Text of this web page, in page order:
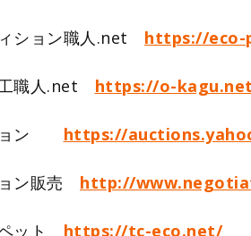
ション職人.net https://eco-
職人.net https://o-
ョン https://
ン販売 http://
ット https://tc-eco.net/